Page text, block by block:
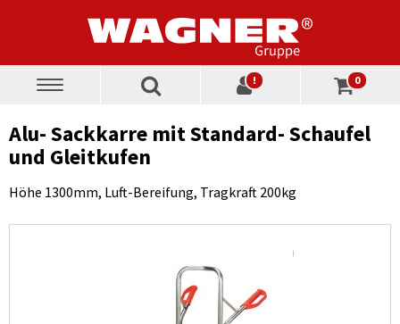
Toggle
! 0
Alu- Sackkarre mit Standard- Schaufel
und Gleitkufen
Höhe 1300mm, Luft-Bereifung, Tragkraft 200kg